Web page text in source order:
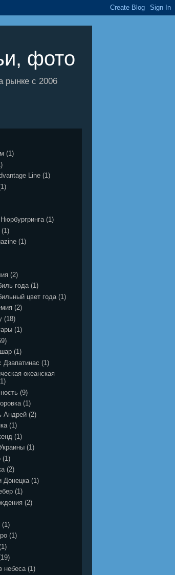
фото
рынке с 2006
(1)
Line (1)
(1)
(1)
(1)
(2)
года (1)
цвет года (1)
(2)
(18)
(1)
(1)
Дзапатинас (1)
океанская
(9)
(1)
Андрей (2)
(1)
(1)
(1)
(1)
(2)
Донецка (1)
(1)
(2)
(1)
(1)
небеса (1)